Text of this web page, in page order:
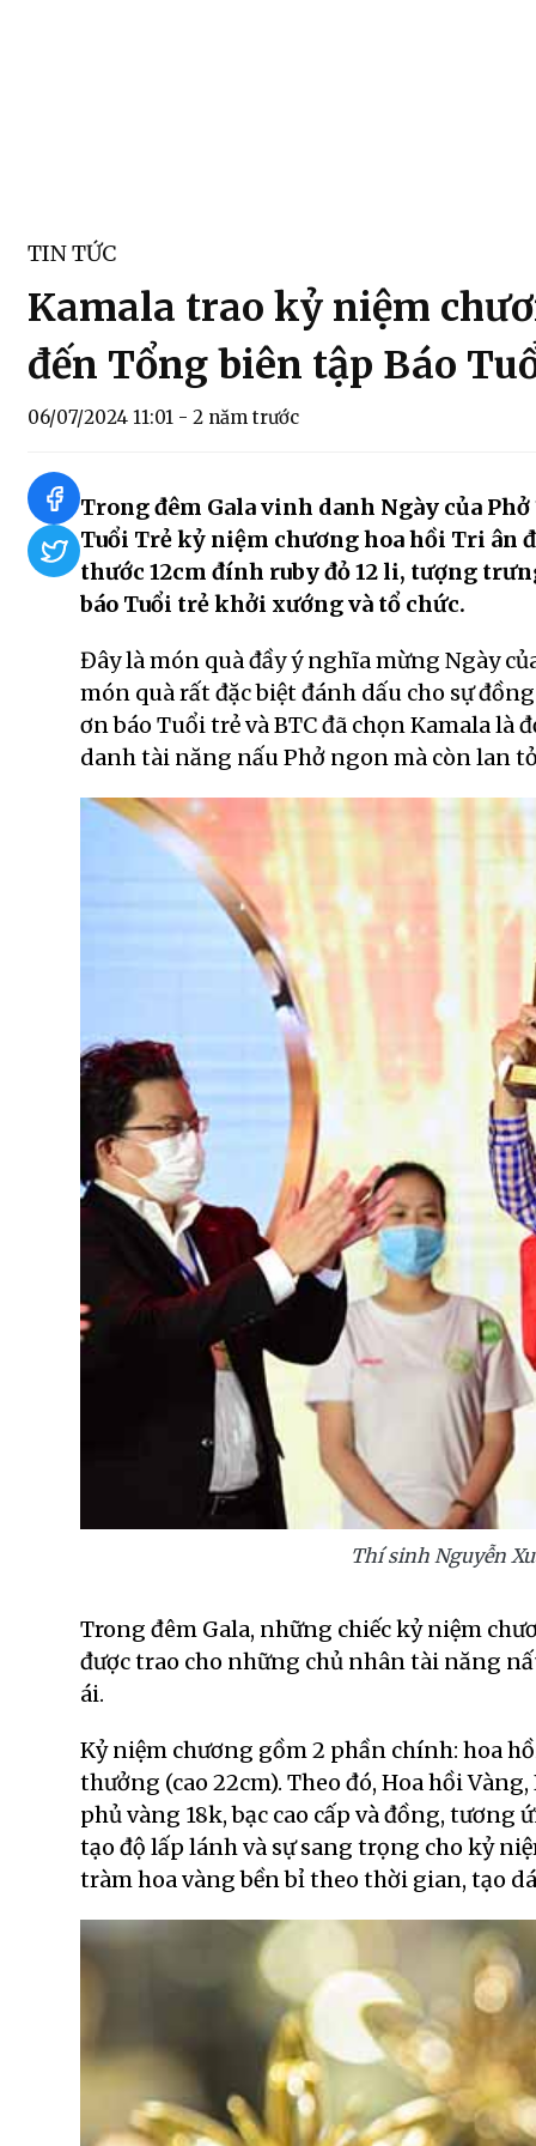
TIN TỨC
Kamala trao kỷ niệm
đến Tổng biên tập Báo
06/07/2024 11:01 - 2 năm trước
Trong đêm Gala vinh danh Ngày của Phở
Tuổi Trẻ kỷ niệm chương hoa hồi Tri ân
thước 12cm đính ruby đỏ 12 li, tượng
báo Tuổi trẻ khởi xướng và tổ chức.
Đây là món quà đầy ý nghĩa mừng Ngày
món quà rất đặc biệt đánh dấu cho sự
ơn báo Tuổi trẻ và BTC đã chọn Kamala
danh tài năng nấu Phở ngon mà còn lan
Thí sinh Nguyễn
Trong đêm Gala, những chiếc kỷ niệm
được trao cho những chủ nhân tài năng
ái.
Kỷ niệm chương gồm 2 phần chính: hoa
thưởng (cao 22cm). Theo đó, Hoa hồi
phủ vàng 18k, bạc cao cấp và đồng,
tạo độ lấp lánh và sự sang trọng cho kỷ
tràm hoa vàng bền bỉ theo thời gian, tạo